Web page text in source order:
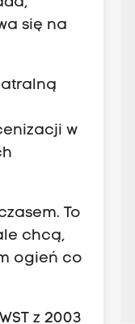
się na
w
To
chcą,
ogień co
z 2003